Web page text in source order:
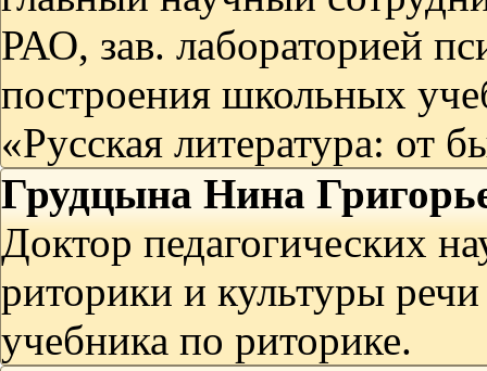
РАО, зав. лабораторией
построения школьных
«Русская литература: от
Грудцына Нина
Доктор педагогических
риторики и культуры
учебника по риторике.